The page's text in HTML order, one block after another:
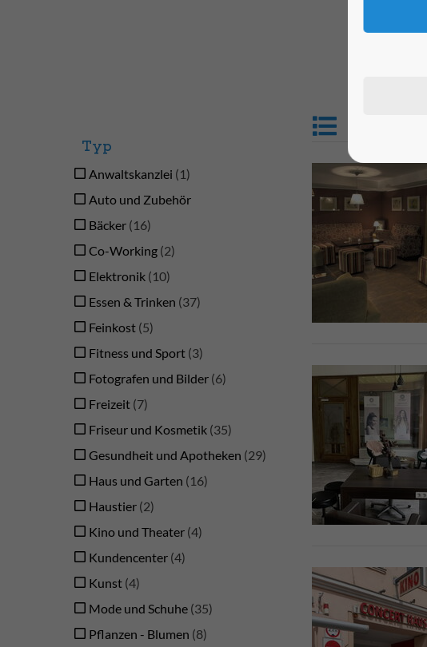
Typ
Anwaltskanzlei 1
Auto und Zubehör
Bäcker 16
Co-Working 2
Elektronik 10
Essen & Trinken 37
Feinkost 5
Fitness und Sport 3
Fotografen und Bilder 6
Freizeit 7
Friseur und Kosmetik 35
Gesundheit und Apotheken 29
Haus und Garten 16
Haustier 2
Kino und Theater 4
Kundencenter 4
Kunst 4
Mode und Schuhe 35
Pflanzen - Blumen 8